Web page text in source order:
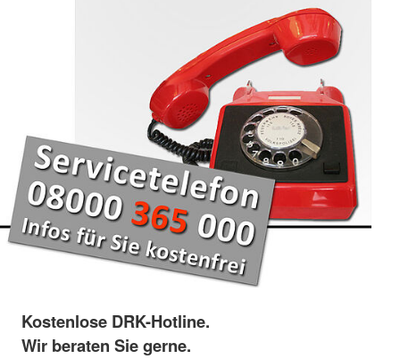
Kostenlose DRK-Hotline.
Wir beraten Sie gerne.